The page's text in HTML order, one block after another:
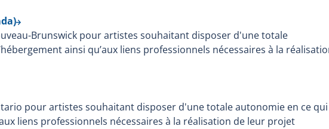
Brunswick pour artistes souhaitant disposer d'une totale
ainsi qu’aux liens professionnels nécessaires à la
pour artistes souhaitant disposer d'une totale autonomie en ce
liens professionnels nécessaires à la réalisation de leur projet